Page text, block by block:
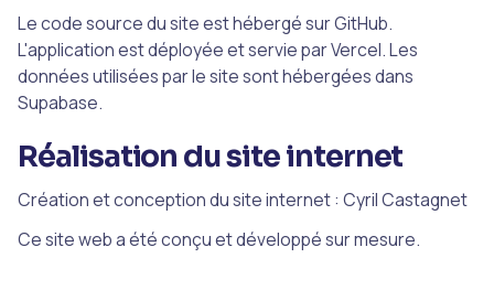
Le code source du site est hébergé sur GitHub.
L'application est déployée et servie par Vercel. Les
données utilisées par le site sont hébergées dans
Supabase.
Réalisation du site internet
Création et conception du site internet : Cyril Castagnet
Ce site web a été conçu et développé sur mesure.